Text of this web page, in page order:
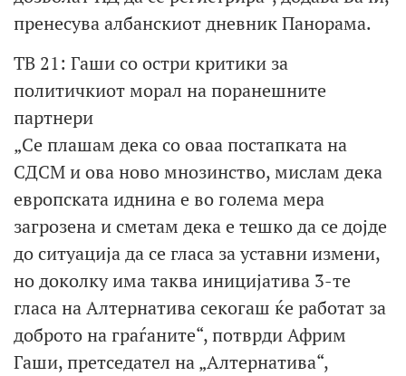
пренесува албанскиот дневник Панорама.
ТВ 21: Гаши со остри критики за
политичкиот морал на поранешните
партнери
„Се плашам дека со оваа постапката на
СДСМ и ова ново мнозинство, мислам дека
европската иднина е во голема мера
загрозена и сметам дека е тешко да се дојде
до ситуација да се гласа за уставни измени,
но доколку има таква иницијатива 3-те
гласа на Алтернатива секогаш ќе работат за
доброто на граѓаните“, потврди Африм
Гаши, претседател на „Алтернатива“,